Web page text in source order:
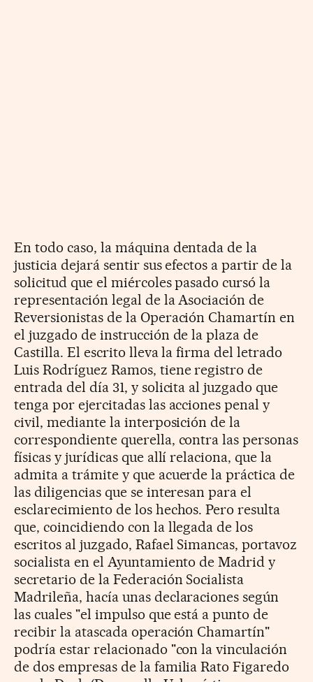
En todo caso, la máquina dentada de la
justicia dejará sentir sus efectos a partir de la
solicitud que el miércoles pasado cursó la
representación legal de la Asociación de
Reversionistas de la Operación Chamartín en
el juzgado de instrucción de la plaza de
Castilla. El escrito lleva la firma del letrado
Luis Rodríguez Ramos, tiene registro de
entrada del día 31, y solicita al juzgado que
tenga por ejercitadas las acciones penal y
civil, mediante la interposición de la
correspondiente querella, contra las personas
físicas y jurídicas que allí relaciona, que la
admita a trámite y que acuerde la práctica de
las diligencias que se interesan para el
esclarecimiento de los hechos. Pero resulta
que, coincidiendo con la llegada de los
escritos al juzgado, Rafael Simancas, portavoz
socialista en el Ayuntamiento de Madrid y
secretario de la Federación Socialista
Madrileña, hacía unas declaraciones según
las cuales "el impulso que está a punto de
recibir la atascada operación Chamartín"
podría estar relacionado "con la vinculación
de dos empresas de la familia Rato Figaredo